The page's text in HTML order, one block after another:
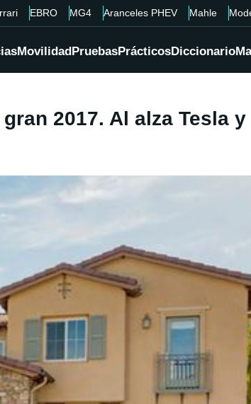
EBRO MG4 Aranceles PHEV Mahle
MovilidadPruebasPrácticosDiccionario
2017. Al alza Tesla y